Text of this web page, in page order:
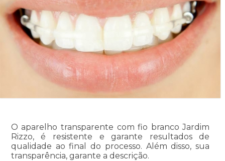
O aparelho transparente com fio branco Jardim
Rizzo, é resistente e garante resultados de
qualidade ao final do processo. Além disso, sua
transparência, garante a descrição.